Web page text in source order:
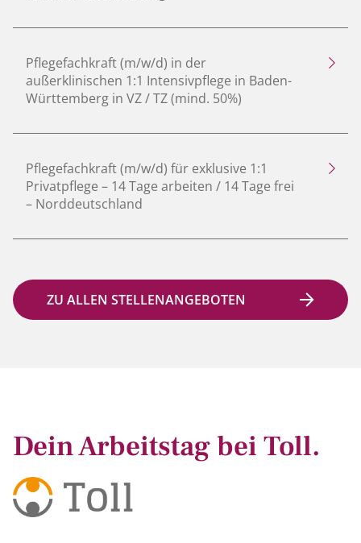
Pflegefachkraft (m/w/d) in der
außerklinischen 1:1 Intensivpflege in Baden-
Württemberg in VZ / TZ (mind. 50%)
Pflegefachkraft (m/w/d) für exklusive 1:1
Privatpflege – 14 Tage arbeiten / 14 Tage frei
– Norddeutschland
ZU ALLEN STELLENANGEBOTEN
Dein Arbeitstag bei Toll.